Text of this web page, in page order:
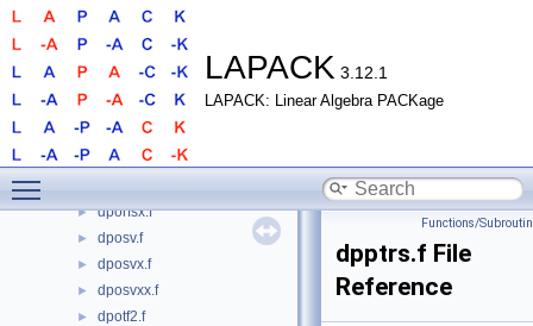
LAPACK 3.12.1
LAPACK: Linear Algebra PACKage
► dpftri.f
► dpftrs.f
► dpocon.f
► dpoequ.f
► dpoequb.f
► dporfsx.f
► dposv.f
► dposvx.f
► dposvxx.f
► dpotf2.f
Functions/
dpptrs.f File
Reference